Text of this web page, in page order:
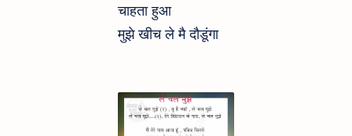
चाहता हुआ
मुझे खीच ले मै दौडूंगा